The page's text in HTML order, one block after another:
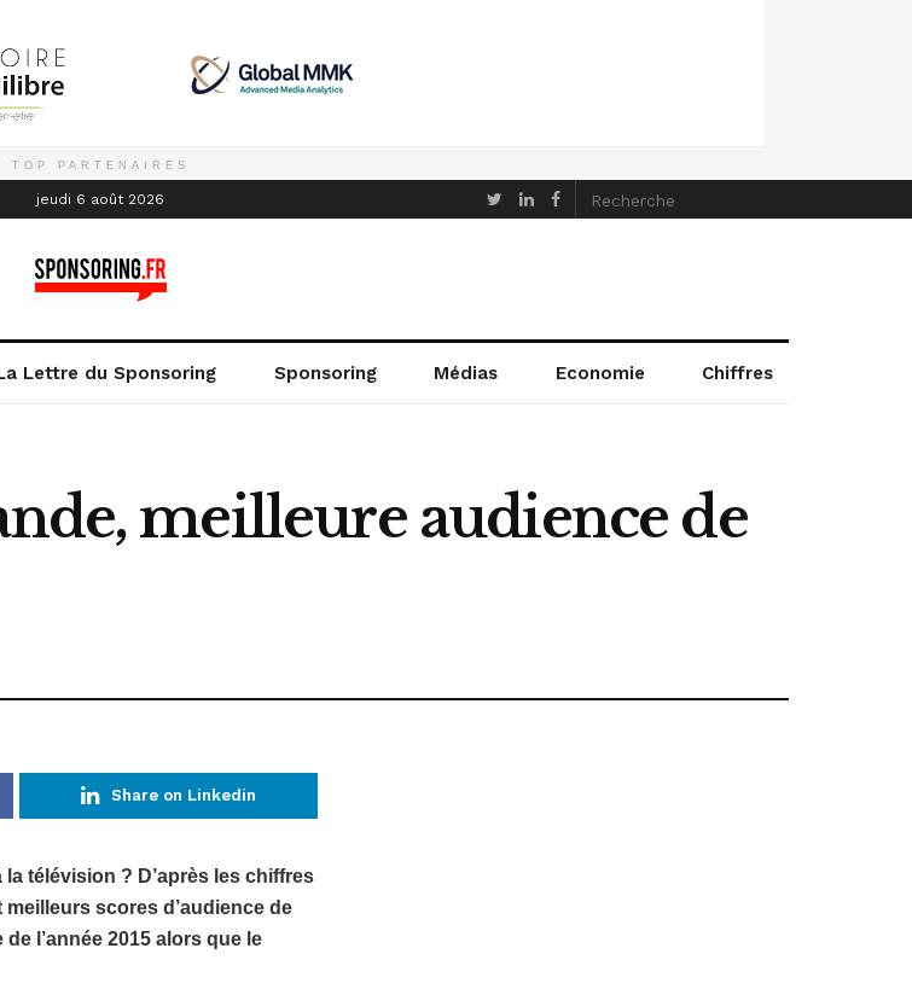
TOP PARTENAIRES
jeudi 6 août 2026
Lettre du Sponsoring Sponsoring Médias Economie Chiffres
meilleure audience de
Share on Linkedin
télévision ? D’après les chiffres
scores d’audience de
l’année 2015 alors que le